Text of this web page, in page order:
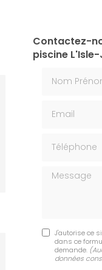
Contactez-
piscine
Message
J'autorise ce
dans ce
demande.
données